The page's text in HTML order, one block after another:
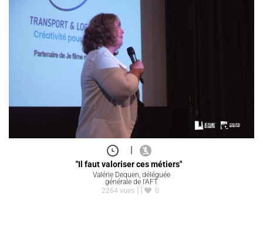
|
"Il faut valoriser ces métiers"
Valérie Dequen, déléguée
générale de l'AFT
2264 vues
0